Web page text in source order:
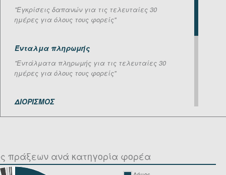
''Εγκρίσεις δαπανών για τις τελευταίες 30
ημέρες για όλους τους φορείς''
Ένταλμα πληρωμής
''Εντάλματα πληρωμής για τις τελευταίες 30
ημέρες για όλους τους φορείς''
ΔΙΟΡΙΣΜΟΣ
''Πράξεις σχετικά με διορισμούς για τις
ΕΓΚΥΚΛΙΟΣ, ΝΟΜΟΣ
''Πράξεις σχετικές με εγκυκλίους και νόμους για
πράξεων ανά κατηγορία φορέα